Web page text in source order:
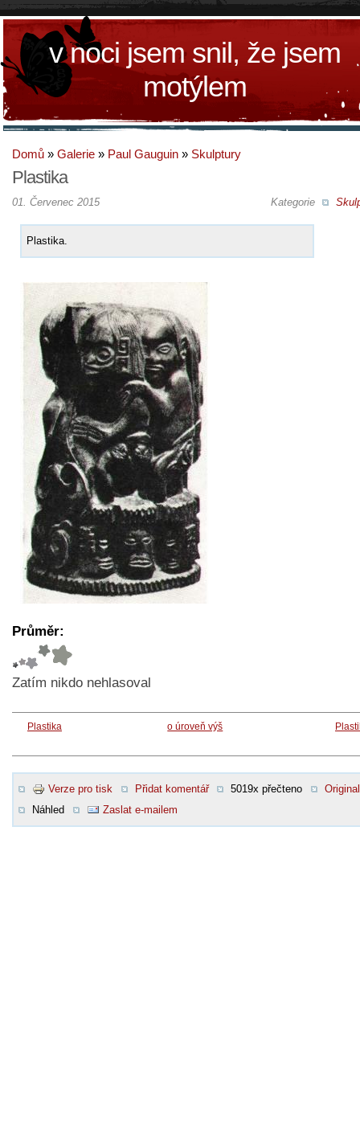
v noci jsem snil, že jsem
motýlem
Domů » Galerie » Paul Gauguin » Skulptury
Plastika
Kategorie
01. Červenec 2015
Plastika.
Průměr:
Zatím nikdo nehlasoval
Plastika o úroveň výš
Verze pro tisk Přidat komentář 5019x přečteno
Original
Náhled
Zaslat e-mailem